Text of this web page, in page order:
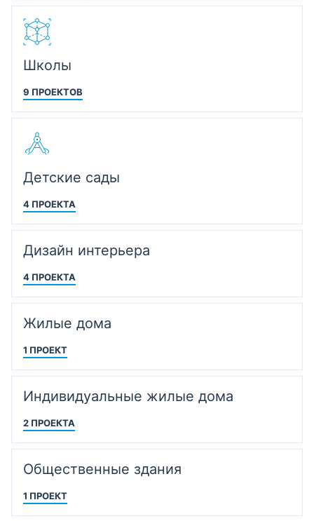
Школы
9 ПРОЕКТОВ
Детские сады
4 ПРОЕКТА
Дизайн интерьера
4 ПРОЕКТА
Жилые дома
1 ПРОЕКТ
Индивидуальные жилые дома
2 ПРОЕКТА
Общественные здания
1 ПРОЕКТ